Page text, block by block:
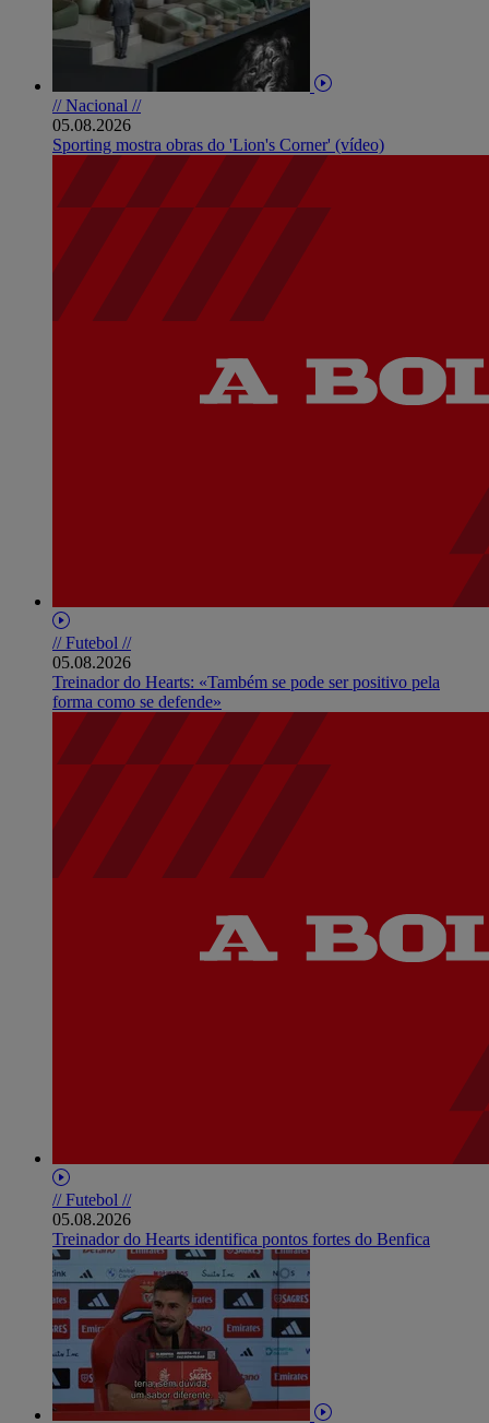
// Nacional //
05.08.2026
Sporting mostra obras do 'Lion's Corner' (vídeo)
// Futebol //
05.08.2026
Treinador do Hearts: «Também se pode ser positivo pela
forma como se defende»
// Futebol //
05.08.2026
Treinador do Hearts identifica pontos fortes do Benfica